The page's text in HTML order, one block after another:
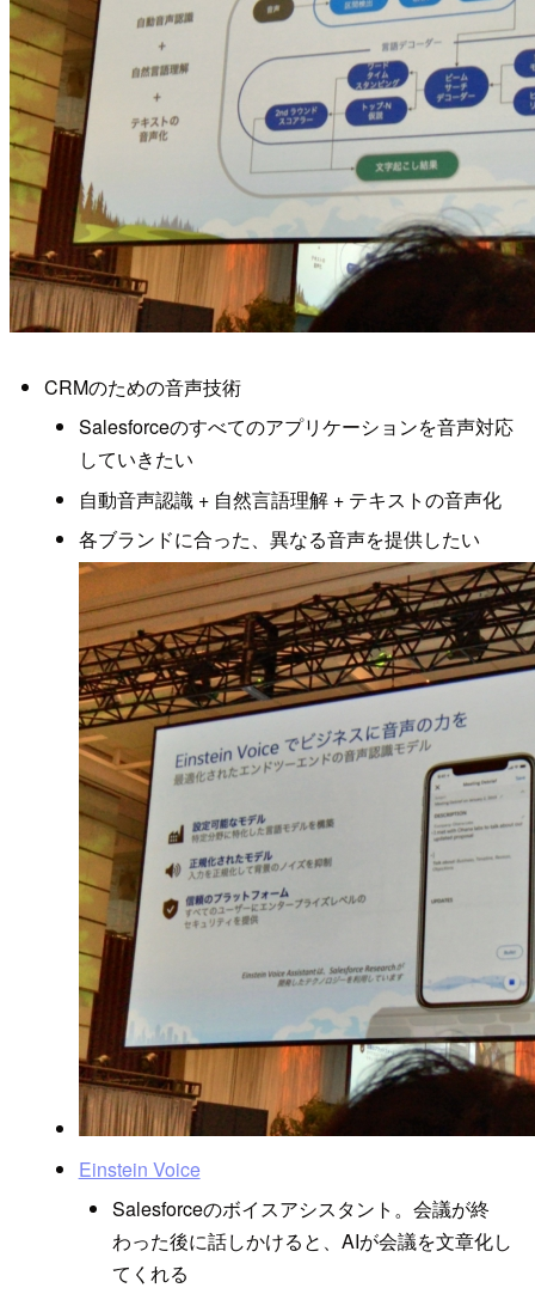
CRMのための音声技術
Salesforceのすべてのアプリケーションを音声対応
していきたい
自動音声認識 + 自然言語理解 + テキストの音声化
各ブランドに合った、異なる音声を提供したい
Einstein Voice
Salesforceのボイスアシスタント。会議が終
わった後に話しかけると、AIが会議を文章化し
てくれる